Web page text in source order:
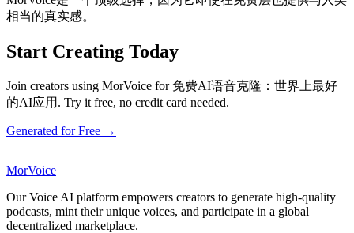
相当的真实感。
Start Creating Today
Join creators using MorVoice for 免费AI语音克隆：世界上最好
的AI应用. Try it free, no credit card needed.
Generated for Free →
MorVoice
Our Voice AI platform empowers creators to generate high-quality
podcasts, mint their unique voices, and participate in a global
decentralized marketplace.